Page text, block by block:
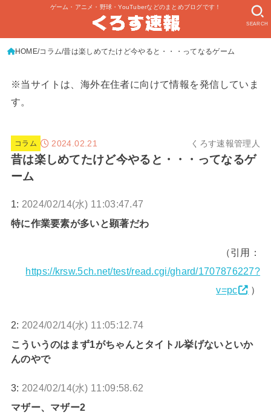
ゲーム・アニメ・野球・YouTuberなどのまとめブログです！
SEARCH
HOME コラム 昔は楽しめてたけど今やると・・・ってなるゲーム
※当サイトは、海外在住者に向けて情報を発信していま
す。
コラム 2024.02.21 くろす速報管理人
昔は楽しめてたけど今やると・・・ってなるゲ
ーム
1: 2024/02/14(水) 11:03:47.47
特に作業要素が多いと顕著だわ
（引用：
https://krsw.5ch.net/test/read.cgi/ghard/1707876227?
v=pc
）
2: 2024/02/14(水) 11:05:12.74
こういうのはまず1がちゃんとタイトル挙げないといか
んのやで
3: 2024/02/14(水) 11:09:58.62
マザー、マザー2